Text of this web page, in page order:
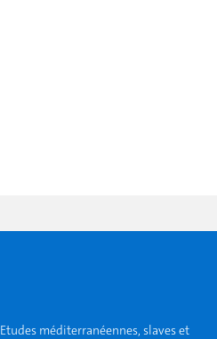
Etudes méditerranéennes, slaves et